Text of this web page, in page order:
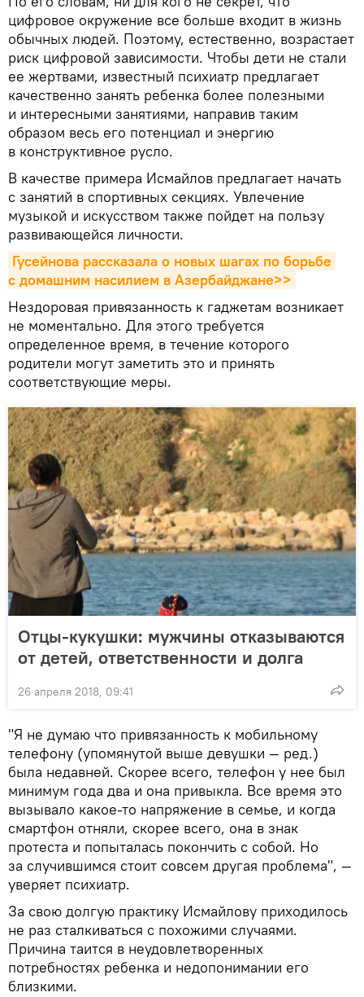
цифровое окружение все больше входит в жизнь
обычных людей. Поэтому, естественно, возрастает
риск цифровой зависимости. Чтобы дети не стали
ее жертвами, известный психиатр предлагает
качественно занять ребенка более полезными
и интересными занятиями, направив таким
образом весь его потенциал и энергию
в конструктивное русло.
В качестве примера Исмайлов предлагает начать
с занятий в спортивных секциях. Увлечение
музыкой и искусством также пойдет на пользу
развивающейся личности.
Гусейнова рассказала о новых шагах по борьбе
с домашним насилием в Азербайджане>>
Нездоровая привязанность к гаджетам возникает
не моментально. Для этого требуется
определенное время, в течение которого
родители могут заметить это и принять
соответствующие меры.
Отцы-кукушки: мужчины отказываются
от детей, ответственности и долга
26 апреля 2018, 09:41
"Я не думаю что привязанность к мобильному
телефону (упомянутой выше девушки — ред.)
была недавней. Скорее всего, телефон у нее был
минимум года два и она привыкла. Все время это
вызывало какое-то напряжение в семье, и когда
смартфон отняли, скорее всего, она в знак
протеста и попыталась покончить с собой. Но
за случившимся стоит совсем другая проблема", —
уверяет психиатр.
За свою долгую практику Исмайлову приходилось
не раз сталкиваться с похожими случаями.
Причина таится в неудовлетворенных
потребностях ребенка и недопонимании его
близкими.